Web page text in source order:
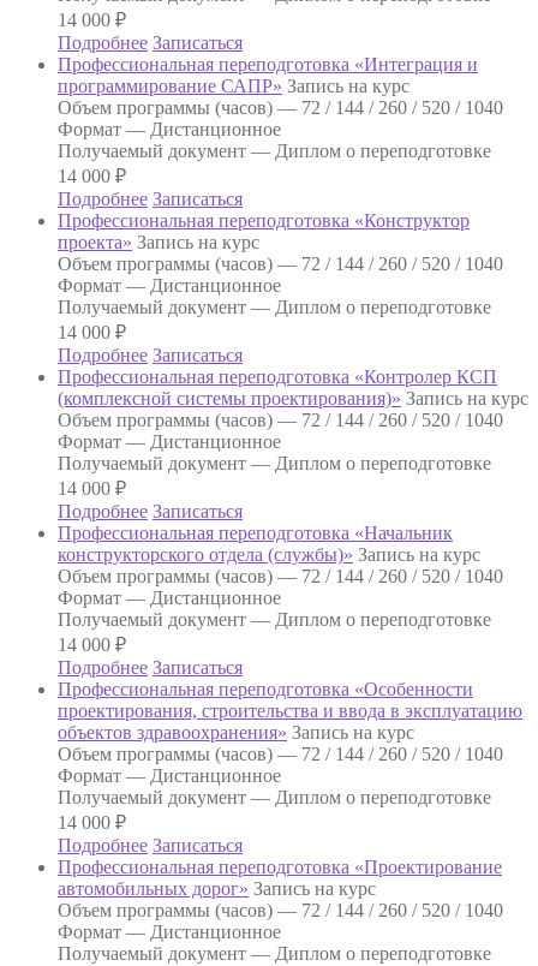
14 000 ₽
Подробнее Записаться
Профессиональная переподготовка «Интеграция и
программирование САПР» Запись на курс
Объем программы (часов) — 72 / 144 / 260 / 520 / 1040
Формат — Дистанционное
Получаемый документ — Диплом о переподготовке
14 000 ₽
Подробнее Записаться
Профессиональная переподготовка «Конструктор
проекта» Запись на курс
Объем программы (часов) — 72 / 144 / 260 / 520 / 1040
Формат — Дистанционное
Получаемый документ — Диплом о переподготовке
14 000 ₽
Подробнее Записаться
Профессиональная переподготовка «Контролер КСП
(комплексной системы проектирования)» Запись на курс
Объем программы (часов) — 72 / 144 / 260 / 520 / 1040
Формат — Дистанционное
Получаемый документ — Диплом о переподготовке
14 000 ₽
Подробнее Записаться
Профессиональная переподготовка «Начальник
конструкторского отдела (службы)» Запись на курс
Объем программы (часов) — 72 / 144 / 260 / 520 / 1040
Формат — Дистанционное
Получаемый документ — Диплом о переподготовке
14 000 ₽
Подробнее Записаться
Профессиональная переподготовка «Особенности
проектирования, строительства и ввода в эксплуатацию
объектов здравоохранения» Запись на курс
Объем программы (часов) — 72 / 144 / 260 / 520 / 1040
Формат — Дистанционное
Получаемый документ — Диплом о переподготовке
14 000 ₽
Подробнее Записаться
Профессиональная переподготовка «Проектирование
автомобильных дорог» Запись на курс
Объем программы (часов) — 72 / 144 / 260 / 520 / 1040
Формат — Дистанционное
Получаемый документ — Диплом о переподготовке